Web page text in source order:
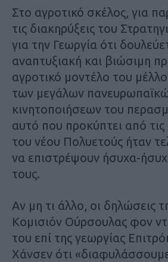
Στο αγροτικό σκέλος, για
τις διακηρύξεις του
για την Γεωργία ότι
αναπτυξιακή και βιώσιµη
αγροτικό µοντέλο του
των µεγάλων
κινητοποιήσεων του
αυτό που προκύπτει από τις
του νέου Πολυετούς ήταν
να επιστρέψουν ήσυχα-
τους.
Αν µη τι άλλο, οι δηλώσεις
Κοµισιόν Ούρσουλας φον
του επί της γεωργίας
Χάνσεν ότι